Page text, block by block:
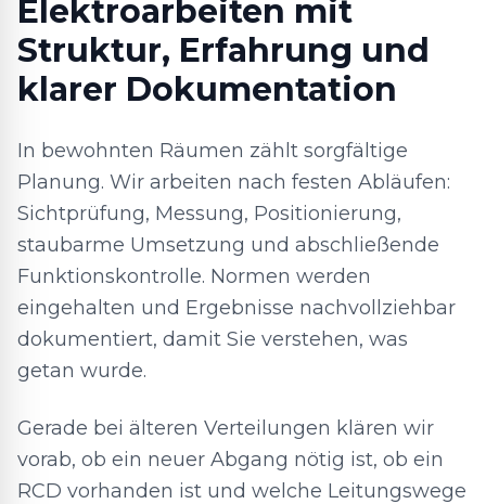
Elektroarbeiten mit
Struktur, Erfahrung und
klarer Dokumentation
In bewohnten Räumen zählt sorgfältige
Planung. Wir arbeiten nach festen Abläufen:
Sichtprüfung, Messung, Positionierung,
staubarme Umsetzung und abschließende
Funktionskontrolle. Normen werden
eingehalten und Ergebnisse nachvollziehbar
dokumentiert, damit Sie verstehen, was
getan wurde.
Gerade bei älteren Verteilungen klären wir
vorab, ob ein neuer Abgang nötig ist, ob ein
RCD vorhanden ist und welche Leitungswege